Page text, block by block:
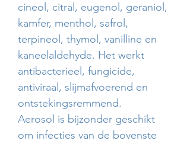
cineol, citral, eugenol, geraniol,
kamfer, menthol, safrol,
terpineol, thymol, vanilline en
kaneelaldehyde. Het werkt
antibacterieel, fungicide,
antiviraal, slijmafvoerend en
ontstekingsremmend.
Aerosol is bijzonder geschikt
om infecties van de bovenste